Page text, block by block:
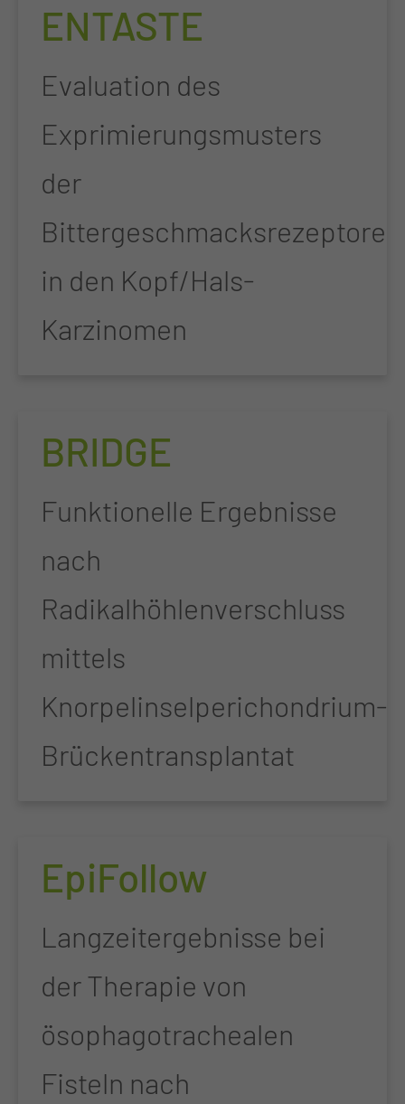
ENTASTE
Evaluation des
Exprimierungsmusters
der
Bittergeschmacksrezeptoren
in den Kopf/Hals-
Karzinomen
BRIDGE
Funktionelle Ergebnisse
nach
Radikalhöhlenverschluss
mittels
Knorpelinselperichondrium-
Brückentransplantat
EpiFollow
Langzeitergebnisse bei
der Therapie von
ösophagotrachealen
Fisteln nach